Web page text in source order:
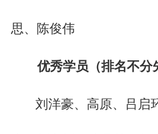
思、陈俊伟
优秀学员（排名不分
刘洋豪、高原、吕启